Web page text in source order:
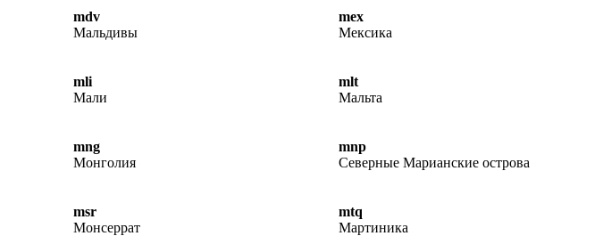
mdv
Мальдивы
mex
Мексика
mli
Мали
mlt
Мальта
mng
Монголия
mnp
Северные Марианские острова
msr
Монсеррат
mtq
Мартиника